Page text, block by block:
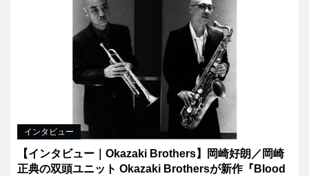
インタビュー
【インタビュー｜Okazaki Brothers】岡崎好朗／岡崎
正典の双頭ユニット Okazaki Brothersが新作『Blood